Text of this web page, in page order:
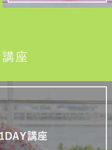
座
講座